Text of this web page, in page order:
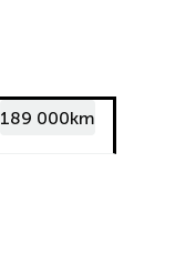
189 000km